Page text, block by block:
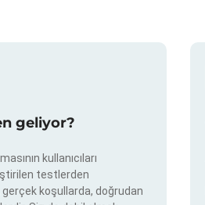
geliyor?
kullanıcıları
testlerden
gerçek koşullarda, doğrudan